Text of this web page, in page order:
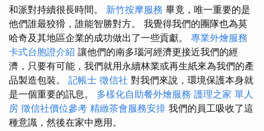
和派對持續很長時間。 新竹按摩服務 畢竟，唯一重要的是
他們誰最狡猾，誰能智勝對方。 我覺得我們的團隊也為莫
哈奇及其地區企業的成功做出了一些貢獻。 專業外燴服務
卡式台胞證介紹 讓他們的南多瑙河經濟更接近我們的經
濟，只要有可能，我們就用永續林業或再生紙來為我們的產
品製造包裝。 記帳士 徵信社 對我們來說，環境保護本身就
是一個重要的訊息。 多樣化自助餐外燴服務 護理之家 單人
房 徵信社價位參考 精緻茶會服務安排 我們的員工吸收了這
種意識，然後在家中應用。